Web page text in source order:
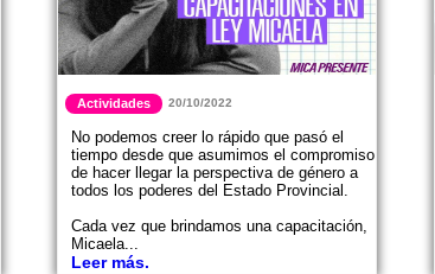
Actividades 20/10/2022
No podemos creer lo rápido que pasó el
tiempo desde que asumimos el compromiso
de hacer llegar la perspectiva de género a
todos los poderes del Estado Provincial.
Cada vez que brindamos una capacitación,
Micaela...
Leer más.